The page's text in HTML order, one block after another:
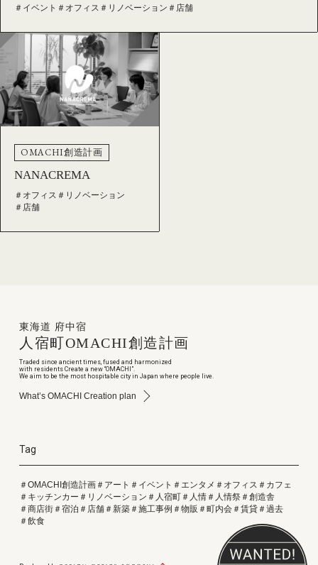
＃イベント ＃オフィス ＃リノベーション ＃店舗
OMACHI創造計画
NANACREMA
＃オフィス ＃リノベーション
＃店舗
東海道 府中宿
人宿町OMACHI創造計画
Traded since ancient times, fused and harmonized
with residents Create a new “OMACHI”.
We aim to be the most hospitable city in Japan where people live.
What’s OMACHI Creation plan
Tag
＃OMACHI創造計画 ＃アート ＃イベント ＃エンタメ ＃オフィス ＃カフェ
＃キッチンカー ＃リノベーション ＃人宿町 ＃人情 ＃人情祭 ＃創造舎
＃商店街 ＃宿泊 ＃店舗 ＃新築 ＃施工事例 ＃物販 ＃町内会 ＃賃貸 ＃過去
＃飲食